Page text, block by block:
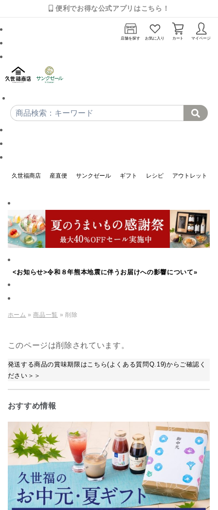
便利でお得な公式アプリはこちら！
店舗を探す お気に入り カート マイページ
久世福商店 産直便 サンクゼール ギフト レシピ アウトレット
<お知らせ>令和８年熊本地震に伴うお届けへの影響について»
ホーム »商品一覧 » 削除
このページは削除されています。
発送する商品の賞味期限はこちら(よくある質問Q.19)からご確認く
ださい＞＞
おすすめ情報